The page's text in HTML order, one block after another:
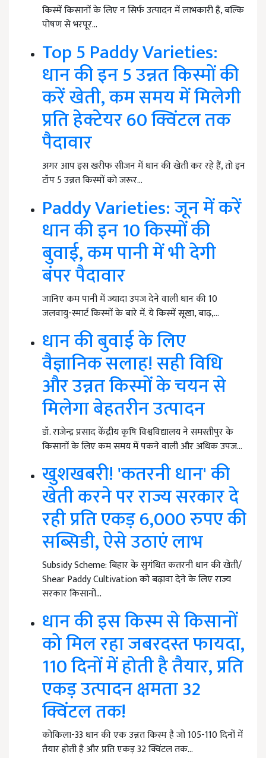
किस्में किसानों के लिए न सिर्फ उत्पादन में लाभकारी हैं, बल्कि
पोषण से भरपूर…
Top 5 Paddy Varieties:
धान की इन 5 उन्नत किस्मों की
करें खेती, कम समय में मिलेगी
प्रति हेक्टेयर 60 क्विंटल तक
पैदावार
अगर आप इस खरीफ सीजन में धान की खेती कर रहे हैं, तो इन
टॉप 5 उन्नत किस्मों को जरूर…
Paddy Varieties: जून में करें
धान की इन 10 किस्मों की
बुवाई, कम पानी में भी देगी
बंपर पैदावार
जानिए कम पानी में ज्यादा उपज देने वाली धान की 10
जलवायु-स्मार्ट किस्मों के बारे में. ये किस्में सूखा, बाढ़,…
धान की बुवाई के लिए
वैज्ञानिक सलाह! सही विधि
और उन्नत किस्मों के चयन से
मिलेगा बेहतरीन उत्पादन
डॉ. राजेन्द्र प्रसाद केंद्रीय कृषि विश्वविद्यालय ने समस्तीपुर के
किसानों के लिए कम समय में पकने वाली और अधिक उपज…
खुशखबरी! 'कतरनी धान' की
खेती करने पर राज्य सरकार दे
रही प्रति एकड़ 6,000 रुपए की
सब्सिडी, ऐसे उठाएं लाभ
Subsidy Scheme: बिहार के सुगंधित कतरनी धान की खेती/
Shear Paddy Cultivation को बढ़ावा देने के लिए राज्य
सरकार किसानों…
धान की इस किस्म से किसानों
को मिल रहा जबरदस्त फायदा,
110 दिनों में होती है तैयार, प्रति
एकड़ उत्पादन क्षमता 32
क्विंटल तक!
कोकिला-33 धान की एक उन्नत किस्म है जो 105-110 दिनों में
तैयार होती है और प्रति एकड़ 32 क्विंटल तक…